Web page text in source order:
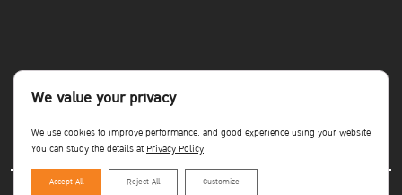
มูลค่ากว่า 20,000 บาท จะได้ลงมือสร้างแบรนด์ในระยะเวลา 1 เดือน
และได้ประสบการณ์จาก exclusive mentoring โดยวิทยากรสุดพิเศษ
ผลการแข่งขัน ทีม “ไปรฯ ยานน้อย” ได้รับรางวัลชมเชย
We value your privacy
We use cookies to improve performance. and good experience using your website
You can study the details atPrivacy Policy
Accept All Reject All Customize